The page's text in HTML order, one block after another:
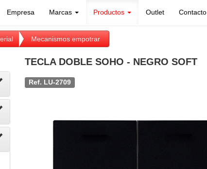
Empresa Marcas Productos Outlet Contacto
Mecanismos empotrar
TECLA DOBLE SOHO - NEGRO SOFT
Ref. LU-2709